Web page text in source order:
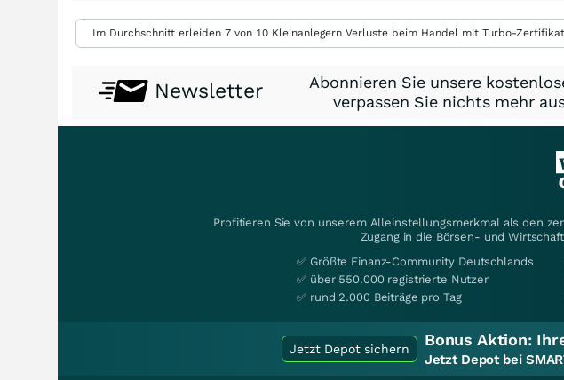
Im Durchschnitt erleiden 7 von 10 Kleinanlegern Verluste beim Handel mit Turbo-
Newsletter
Abonnieren Sie unsere
verpassen Sie nichts mehr
Profitieren Sie von unserem Alleinstellungsmerkmal als den
Zugang in die Börsen- und
✅ Größte Finanz-Community Deutschlands
✅ über 550.000 registrierte Nutzer
✅ rund 2.000 Beiträge pro Tag
Jetzt Depot sichern Bonus Aktion:
Jetzt Depot bei